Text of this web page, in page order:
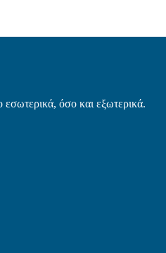
εσωτερικά, όσο και εξωτερικά.